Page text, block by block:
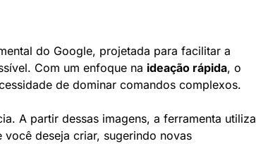
Com um enfoque na ideação rápida, o
de dominar comandos complexos.
A partir dessas imagens, a ferramenta utiliza
deseja criar, sugerindo novas